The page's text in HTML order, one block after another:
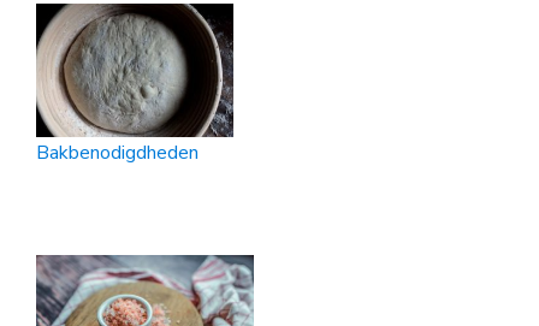
Bakbenodigdheden